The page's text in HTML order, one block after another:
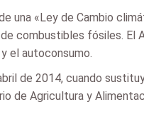
una «Ley de Cambio
combustibles fósiles. El
el autoconsumo.
de 2014, cuando
de Agricultura y